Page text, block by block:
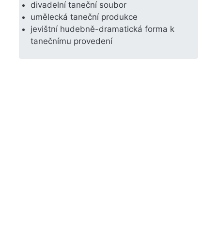
divadelní taneční soubor
umělecká taneční produkce
jevištní hudebně-dramatická forma k
tanečnímu provedení